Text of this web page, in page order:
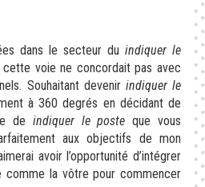
dans le secteur du indiquer le
cette voie ne concordait pas avec
Souhaitant devenir indiquer le
à 360 degrés en décidant de
de indiquer le poste que vous
aux objectifs de mon
avoir l’opportunité d’intégrer
comme la vôtre pour commencer